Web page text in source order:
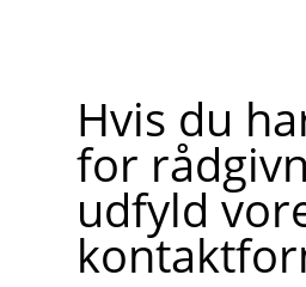
Hvis du
for
udfyld